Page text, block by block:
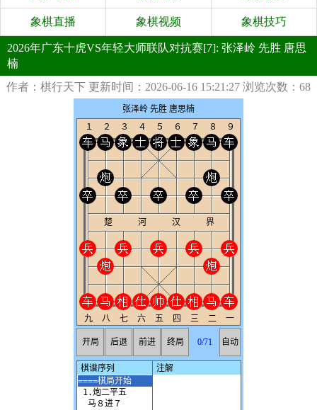
象棋直播 象棋视频 象棋技巧
2026年广东十虎VS年轻大师联队对抗赛[7]: 张泽岭 先胜 唐思
楠
作者：棋行天下 更新时间：2026-06-16 15:21:27 浏览次数：68